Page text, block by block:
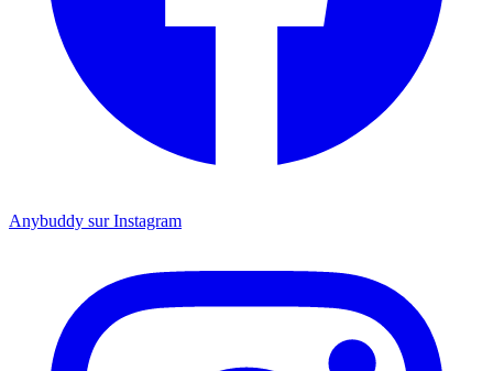
Anybuddy sur Instagram